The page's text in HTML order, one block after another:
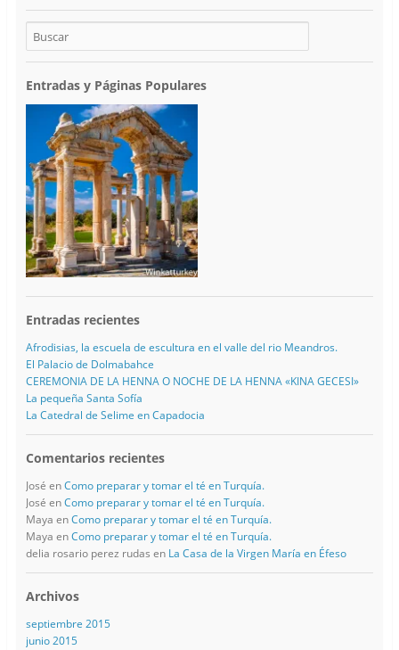
Entradas y Páginas Populares
Entradas recientes
Afrodisias, la escuela de escultura en el valle del rio Meandros.
El Palacio de Dolmabahce
CEREMONIA DE LA HENNA O NOCHE DE LA HENNA «KINA GECESI»
La pequeña Santa Sofía
La Catedral de Selime en Capadocia
Comentarios recientes
José enComo preparar y tomar el té en Turquía.
José enComo preparar y tomar el té en Turquía.
Maya enComo preparar y tomar el té en Turquía.
Maya enComo preparar y tomar el té en Turquía.
delia rosario perez rudas en La Casa de la Virgen María en Éfeso
Archivos
septiembre 2015
junio 2015